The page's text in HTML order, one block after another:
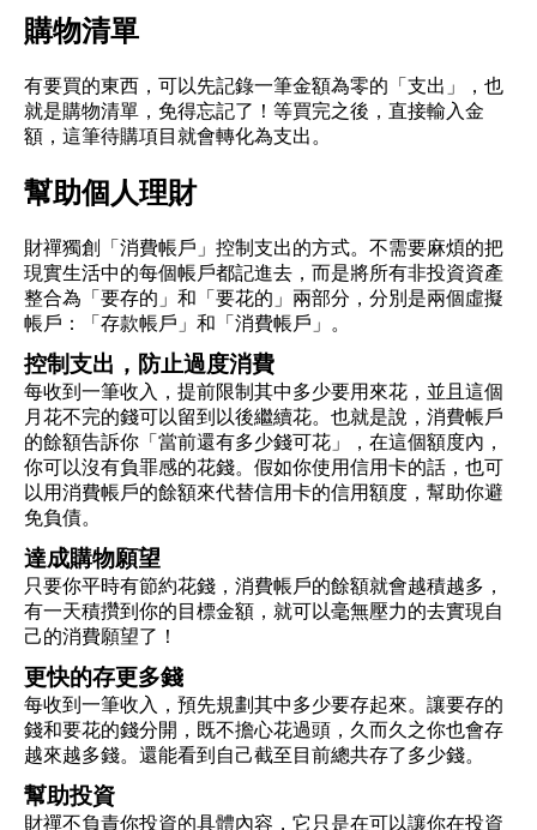
購物清單
有要買的東西，可以先記錄一筆金額為零的「支出」，也
就是購物清單，免得忘記了！等買完之後，直接輸入金
額，這筆待購項目就會轉化為支出。
幫助個人理財
財禪獨創「消費帳戶」控制支出的方式。不需要麻煩的把
現實生活中的每個帳戶都記進去，而是將所有非投資資產
整合為「要存的」和「要花的」兩部分，分別是兩個虛擬
帳戶：「存款帳戶」和「消費帳戶」。
控制支出，防止過度消費
每收到一筆收入，提前限制其中多少要用來花，並且這個
月花不完的錢可以留到以後繼續花。也就是說，消費帳戶
的餘額告訴你「當前還有多少錢可花」，在這個額度內，
你可以沒有負罪感的花錢。假如你使用信用卡的話，也可
以用消費帳戶的餘額來代替信用卡的信用額度，幫助你避
免負債。
達成購物願望
只要你平時有節約花錢，消費帳戶的餘額就會越積越多，
有一天積攢到你的目標金額，就可以毫無壓力的去實現自
己的消費願望了！
更快的存更多錢
每收到一筆收入，預先規劃其中多少要存起來。讓要存的
錢和要花的錢分開，既不擔心花過頭，久而久之你也會存
越來越多錢。還能看到自己截至目前總共存了多少錢。
幫助投資
財禪不負責你投資的具體內容，它只是在可以讓你在投資